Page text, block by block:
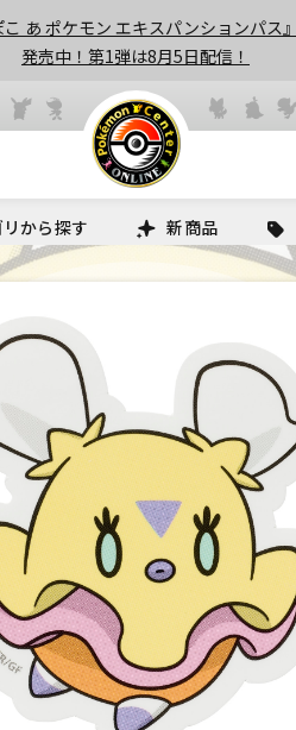
こ あ ポケモン エキスパンションパス』
発売中！第1弾は8月5日配信！
から探す 新商品